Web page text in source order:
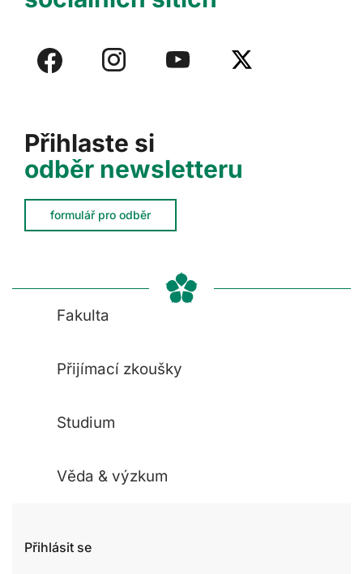
Přihlaste si
odběr newsletteru
formulář pro odběr
Fakulta
Přijímací zkoušky
Studium
Věda & výzkum
Přihlásit se